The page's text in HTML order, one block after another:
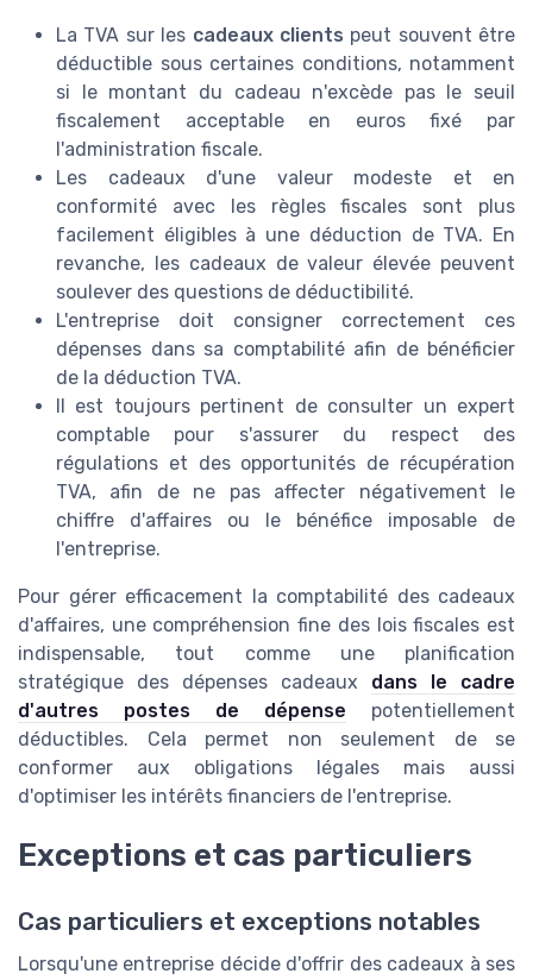
La TVA sur les cadeaux clients peut souvent être
déductible sous certaines conditions, notamment
si le montant du cadeau n'excède pas le seuil
fiscalement acceptable en euros fixé par
l'administration fiscale.
Les cadeaux d'une valeur modeste et en
conformité avec les règles fiscales sont plus
facilement éligibles à une déduction de TVA. En
revanche, les cadeaux de valeur élevée peuvent
soulever des questions de déductibilité.
L'entreprise doit consigner correctement ces
dépenses dans sa comptabilité afin de bénéficier
de la déduction TVA.
Il est toujours pertinent de consulter un expert
comptable pour s'assurer du respect des
régulations et des opportunités de récupération
TVA, afin de ne pas affecter négativement le
chiffre d'affaires ou le bénéfice imposable de
l'entreprise.
Pour gérer efficacement la comptabilité des cadeaux
d'affaires, une compréhension fine des lois fiscales est
indispensable, tout comme une planification
stratégique des dépenses cadeaux dans le cadre
d'autres postes de dépense potentiellement
déductibles. Cela permet non seulement de se
conformer aux obligations légales mais aussi
d'optimiser les intérêts financiers de l'entreprise.
Exceptions et cas particuliers
Cas particuliers et exceptions notables
Lorsqu'une entreprise décide d'offrir des cadeaux à ses